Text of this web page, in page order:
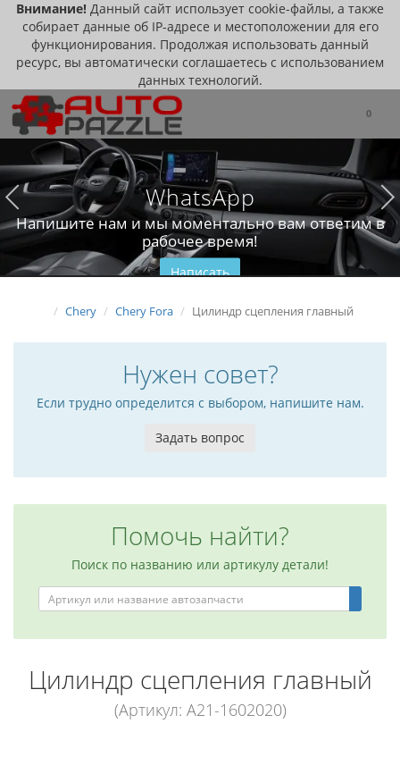
Внимание! Данный сайт использует cookie-файлы, а также
собирает данные об IP-адресе и местоположении для его
функционирования. Продолжая использовать данный
ресурс, вы автоматически соглашаетесь с использованием
данных технологий.
0
WhatsApp
Напишите нам и мы моментально вам ответим в
рабочее время!
Написать
Chery Chery Fora Цилиндр сцепления главный
Нужен совет?
Если трудно определится с выбором, напишите нам.
Задать вопрос
Помочь найти?
Поиск по названию или артикулу детали!
Цилиндр сцепления главный
(Артикул: A21-1602020)